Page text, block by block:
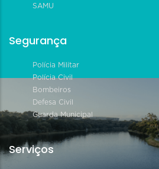
SAMU
Segurança
Polícia Militar
Polícia Civil
Bombeiros
Defesa Civil
Guarda Municipal
Serviços